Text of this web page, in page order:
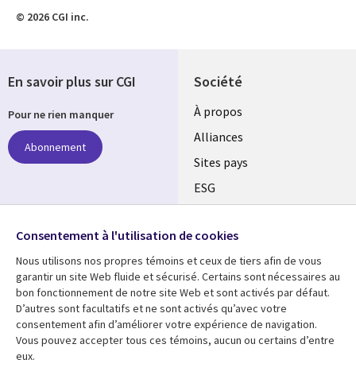
© 2026 CGI inc.
Société
À propos
Alliances
Sites pays
ESG
Fusions
Salle de presse
Ressources
Articles
Support
En savoir plus sur CGI
Pour ne rien manquer
Abonnement
Suivez-nous
Social
Media
Global
FR
Consentement à l'utilisation de cookies
Nous utilisons nos propres témoins et ceux de tiers afin de vous
garantir un site Web fluide et sécurisé. Certains sont nécessaires au
bon fonctionnement de notre site Web et sont activés par défaut.
D’autres sont facultatifs et ne sont activés qu’avec votre
consentement afin d’améliorer votre expérience de navigation.
Vous pouvez accepter tous ces témoins, aucun ou certains d’entre
eux.